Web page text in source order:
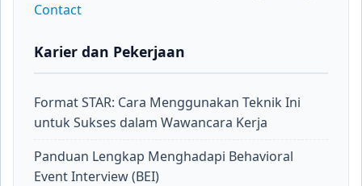
Contact
Karier dan Pekerjaan
Format STAR: Cara Menggunakan Teknik Ini
untuk Sukses dalam Wawancara Kerja
Panduan Lengkap Menghadapi Behavioral
Event Interview (BEI)